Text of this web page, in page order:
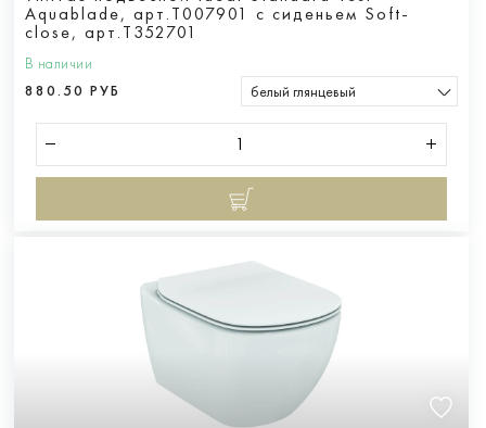
Aquablade, арт.T007901 с сиденьем Soft-
close, арт.T352701
В наличии
880.50 РУБ
белый глянцевый